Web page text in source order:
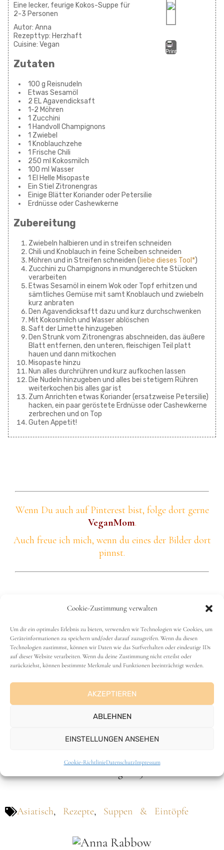
Cookie-Zustimmung verwalten
Um dir ein optimales Erlebnis zu bieten, verwenden wir Technologien wie Cookies, um
Geräteinformationen zu speichern und/oder darauf zuzugreifen. Wenn du diesen
Technologien zustimmst, können wir Daten wie das Surfverhalten oder eindeutige IDs
auf dieser Website verarbeiten. Wenn du deine Zustimmung nicht erteilst oder
zurückziehst, können bestimmte Merkmale und Funktionen beeinträchtigt werden.
AKZEPTIEREN
ABLEHNEN
EINSTELLUNGEN ANSEHEN
Cookie-RichtlinieDatenschutzImpressum
Print
Eine lecker, feurige Kokos-Suppe für
2-3 Personen
Autor: Anna
Rezepttyp: Herzhaft
Cuisine: Vegan
Zutaten
100 g Reisnudeln
Etwas Sesamöl
2 EL Agavendicksaft
1-2 Möhren
1 Zucchini
1 Handvoll Champignons
1 Zwiebel
1 Knoblauchzehe
1 Frische Chili
250 ml Kokosmilch
100 ml Wasser
1 El Helle Misopaste
Ein Stiel Zitronengras
Einige Blätter Koriander oder Petersilie
Erdnüsse oder Cashewkerne
Zubereitung
Zwiebeln halbieren und in streifen schneiden
Chili und Knoblauch in feine Scheiben schneiden
Möhren und in Streifen schneiden ( liebe dieses Tool*)
Zucchini zu Champignons in mundgerechte Stücken
verarbeiten
Etwas Sesamöl in einem Wok oder Topf erhitzen und
sämtliches Gemüse mit samt Knoblauch und zwiebeln
kurz anbraten
Den Agavendicksaftt dazu und kurz durchschwenken
Mit Kokosmilch und Wasser ablöschen
Saft der Limette hinzugeben
Den Strunk vom Zitronengras abschneiden, das äußere
Blatt entfernen, den unteren, fleischigen Teil platt
hauen und dann mitkochen
Misopaste hinzu
Nun alles durchrühren und kurz aufkochen lassen
Die Nudeln hinzugeben und alles bei stetigem Rühren
weiterkochen bis alles gar ist
Zum Anrichten etwas Koriander (ersatzweise Petersilie)
hacken, ein paar geröstete Erdnüsse oder Cashewkerne
zerbrechen und on Top
Guten Appetit!
Wenn Du auch auf Pinterest bist, folge dort gerne
VeganMom.
Auch freue ich mich, wenn du eines der Bilder dort
pinnst.
*Affiliatelink – wenn du über diesen Link einkaufst, kostet
es dich nicht mehr, ich verdiene aber ein Kleins bisschen
daran.
Ich freu mich über eine Bewertung
Klicke einfach auf die Sterne
Durchschnittliche Bewertung3.9/ 5. Anzahl
Bewertungen:15
Asiatisch, Rezepte, Suppen & Eintöpfe